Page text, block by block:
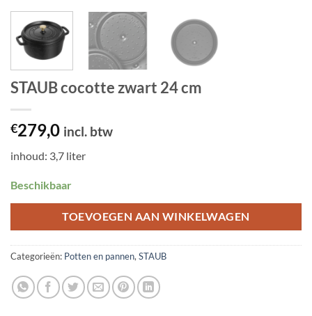
STAUB cocotte zwart 24 cm
€279,0 incl. btw
inhoud: 3,7 liter
Beschikbaar
TOEVOEGEN AAN WINKELWAGEN
Categorieën: Potten en pannen, STAUB